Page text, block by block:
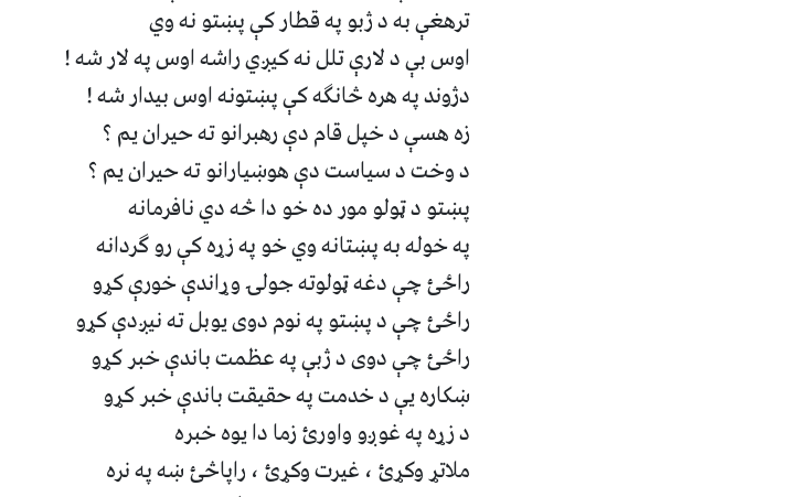
ترهغې به د ژبو په قطار کې پښتو نه وي ‏
اوس بې د لارې تلل نه کيږي راشه اوس په لار شه !‏
دژوند په هره څانگه کې پښتونه اوس بيدار شه ‏!
زه هسې د خپل قام دې رهبرانو ته حيران يم ؟‏
د وخت د سياست دې هوښيارانو ته حيران يم ؟
پښتو د ټولو مور ده خو دا څه دي نافرمانه ‏
په خوله به پښتانه وي خو په زړه کې رو گردانه ‏
راځئ چې دغه ټولوته جولۍ وړاندې خورې کړو ‏
راځئ چې د پښتو په نوم دوى يوبل ته نيږدې کړو‏
راځئ چې دوى د ژبې په عظمت باندې خبر کړو ‏
ښکاره يې د خدمت په حقيقت باندې خبر کړو ‏
د زړه په غوږو واورئ زما دا يوه خبره ‏
ملاتړ وکړئ ، غيرت وکړئ ، راپاڅئ ښه په نره ‏